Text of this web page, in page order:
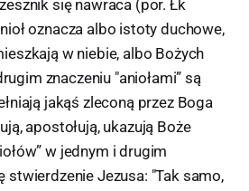
się nawraca (por. Łk
oznacza albo istoty duchowe,
w niebie, albo Bożych
znaczeniu "aniołami” są
jakąś zleconą przez Boga
apostołują, ukazują Boże
w jednym i drugim
stwierdzenie Jezusa: "Tak samo,